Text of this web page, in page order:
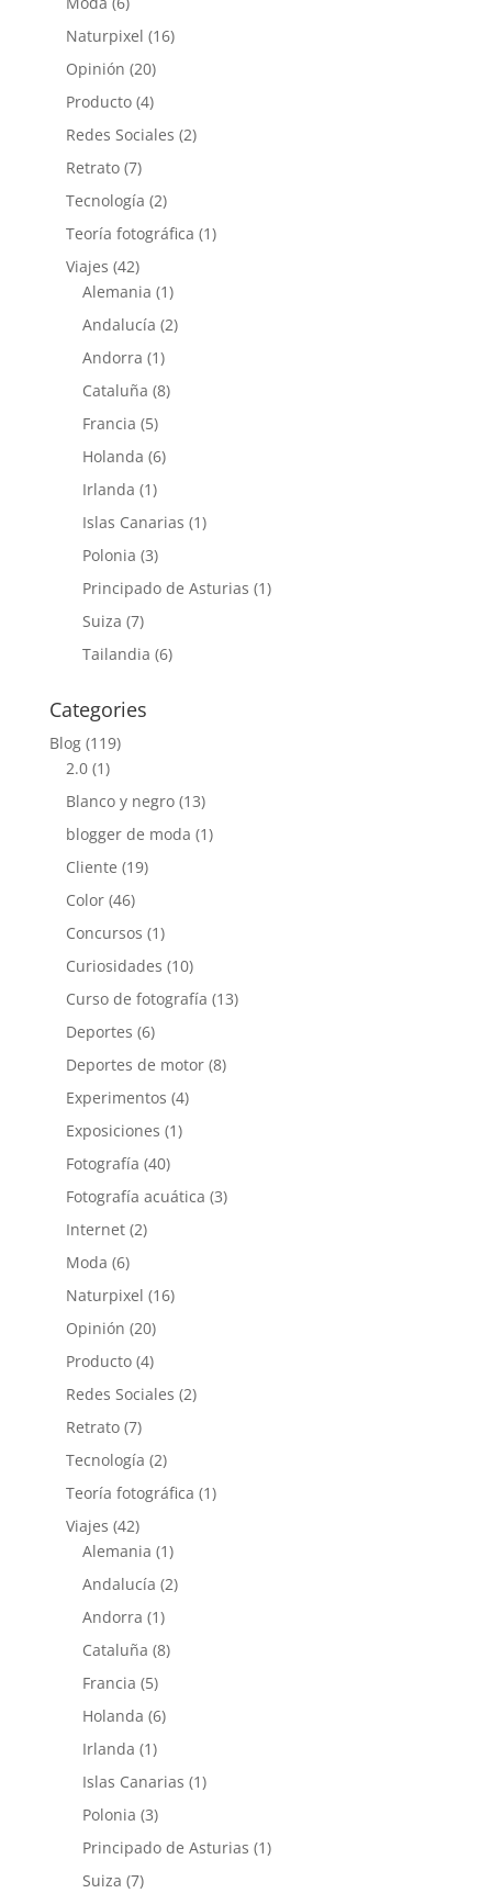
Naturpixel (16)
Opinión (20)
Producto(4)
Redes Sociales (2)
Retrato(7)
Tecnología (2)
Teoría fotográfica (1)
Viajes (42)
Alemania (1)
Andalucía (2)
Andorra (1)
Cataluña (8)
Francia (5)
Holanda (6)
Irlanda (1)
Islas Canarias (1)
Polonia (3)
Principado de Asturias (1)
Suiza (7)
Tailandia (6)
Categories
Blog(119)
2.0(1)
Blanco y negro(13)
blogger de moda (1)
Cliente (19)
Color(46)
Concursos (1)
Curiosidades (10)
Curso de fotografía (13)
Deportes (6)
Deportes de motor(8)
Experimentos (4)
Exposiciones (1)
Fotografía (40)
Fotografía acuática (3)
Internet(2)
Moda (6)
Naturpixel (16)
Opinión (20)
Producto(4)
Redes Sociales (2)
Retrato(7)
Tecnología (2)
Teoría fotográfica (1)
Viajes (42)
Alemania (1)
Andalucía (2)
Andorra (1)
Cataluña (8)
Francia (5)
Holanda (6)
Irlanda (1)
Islas Canarias (1)
Polonia (3)
Principado de Asturias (1)
Suiza (7)